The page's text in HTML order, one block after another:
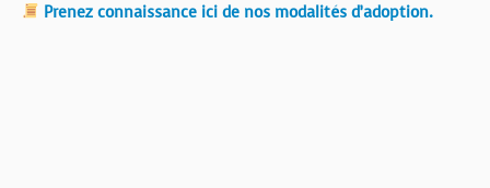
Prenez connaissance ici de nos modalités d’adoption.